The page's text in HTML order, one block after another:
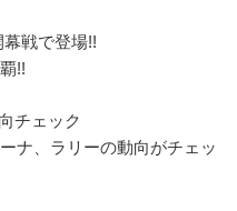
戦で登場!!
!!
チェック
ナ、ラリーの動向がチェッ